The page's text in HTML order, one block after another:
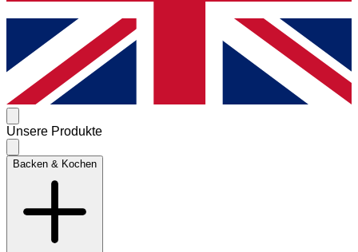
Unsere Produkte
Backen & Kochen